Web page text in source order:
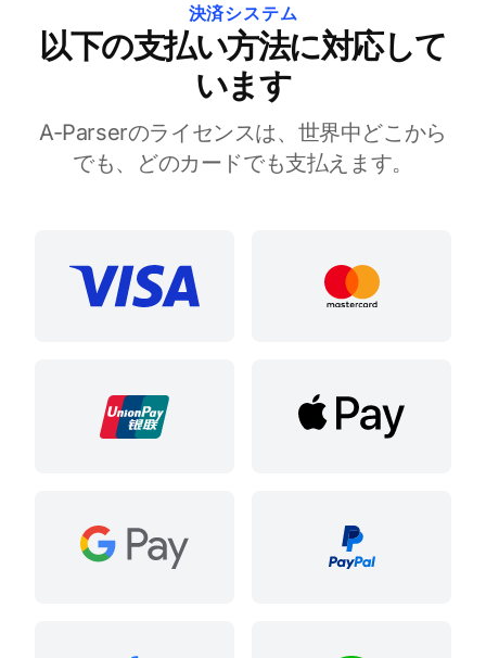
決済システム
以下の支払い方法に対応して
います
A-Parserのライセンスは、世界中どこから
でも、どのカードでも支払えます。